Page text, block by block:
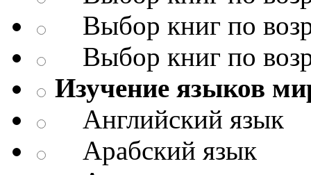
Выбор книг по
Выбор книг по
Изучение языков
Английский язык
Арабский язык